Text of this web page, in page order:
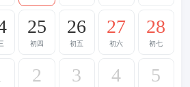
25
初四
26
初五
27
初六
28
初七
2 3 4 5